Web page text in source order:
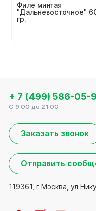
Филе минтая
"Дальневосточное"
гр.
+ 7 (499) 586-05-
C 9:00 до 21:00
Заказать звонок
Отправить
119361, г Москва, ул